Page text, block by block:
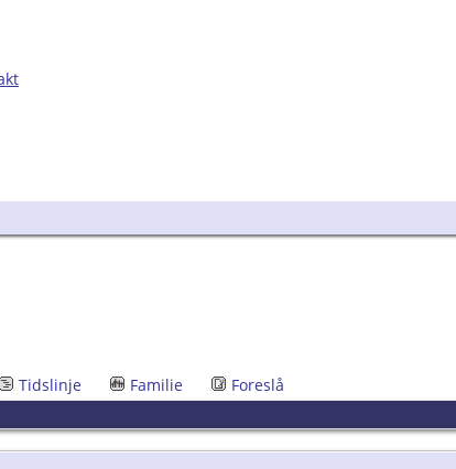
Tidslinje Familie Foreslå